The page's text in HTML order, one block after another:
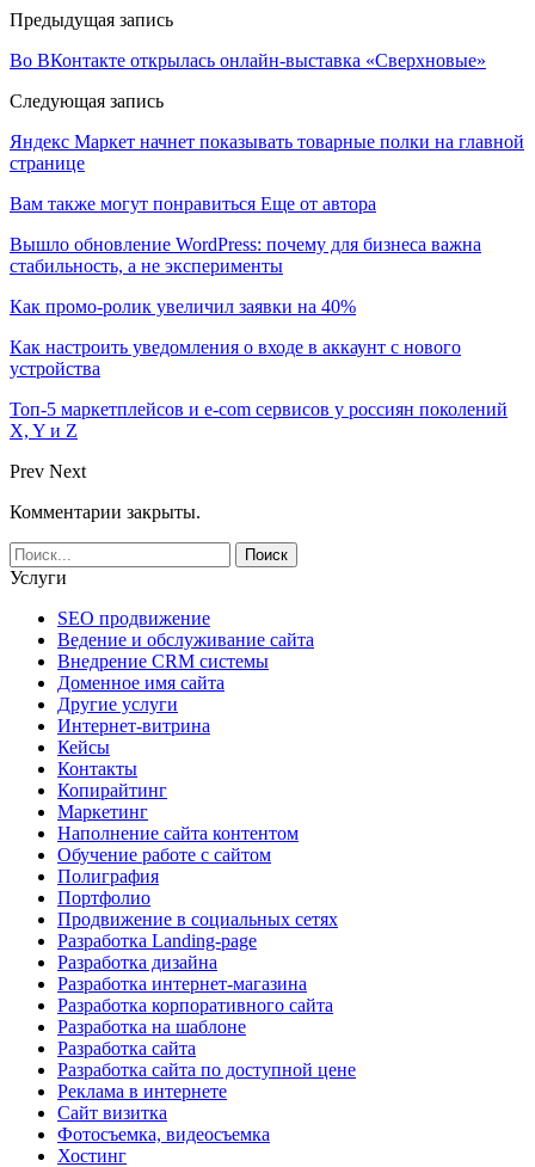
Предыдущая запись
Во ВКонтакте открылась онлайн-выставка «Сверхновые»
Следующая запись
Яндекс Маркет начнет показывать товарные полки на главной
странице
Вам также могут понравиться Еще от автора
Вышло обновление WordPress: почему для бизнеса важна
стабильность, а не эксперименты
Как промо-ролик увеличил заявки на 40%
Как настроить уведомления о входе в аккаунт с нового
устройства
Топ-5 маркетплейсов и e-com сервисов у россиян поколений
X, Y и Z
Prev Next
Комментарии закрыты.
Услуги
SEO продвижение
Ведение и обслуживание сайта
Внедрение CRM системы
Доменное имя сайта
Другие услуги
Интернет-витрина
Кейсы
Контакты
Копирайтинг
Маркетинг
Наполнение сайта контентом
Обучение работе с сайтом
Полиграфия
Портфолио
Продвижение в социальных сетях
Разработка Landing-page
Разработка дизайна
Разработка интернет-магазина
Разработка корпоративного сайта
Разработка на шаблоне
Разработка сайта
Разработка сайта по доступной цене
Реклама в интернете
Сайт визитка
Фотосъемка, видеосъемка
Хостинг